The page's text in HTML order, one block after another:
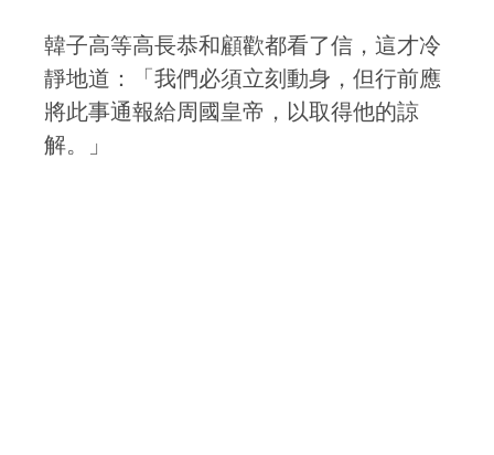
韓子高等高長恭和顧歡都看了信，這才冷
靜地道：「我們必須立刻動身，但行前應
將此事通報給周國皇帝，以取得他的諒
解。」